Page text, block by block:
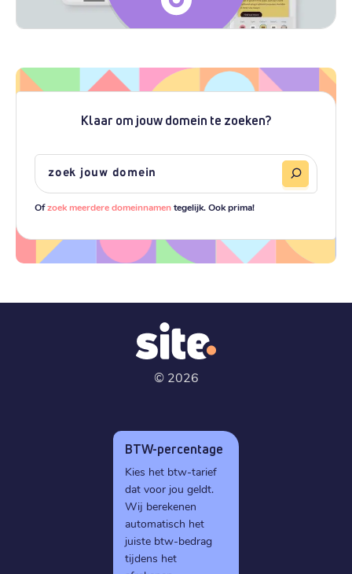
Klaar om jouw domein te zoeken?
Ofzoek meerdere domeinnamentegelijk. Ook prima!
© 2026
BTW-percentage
Kies het btw-tarief
dat voor jou geldt.
Wij berekenen
automatisch het
juiste btw-bedrag
tijdens het